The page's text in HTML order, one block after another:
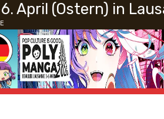
April (Ostern) in